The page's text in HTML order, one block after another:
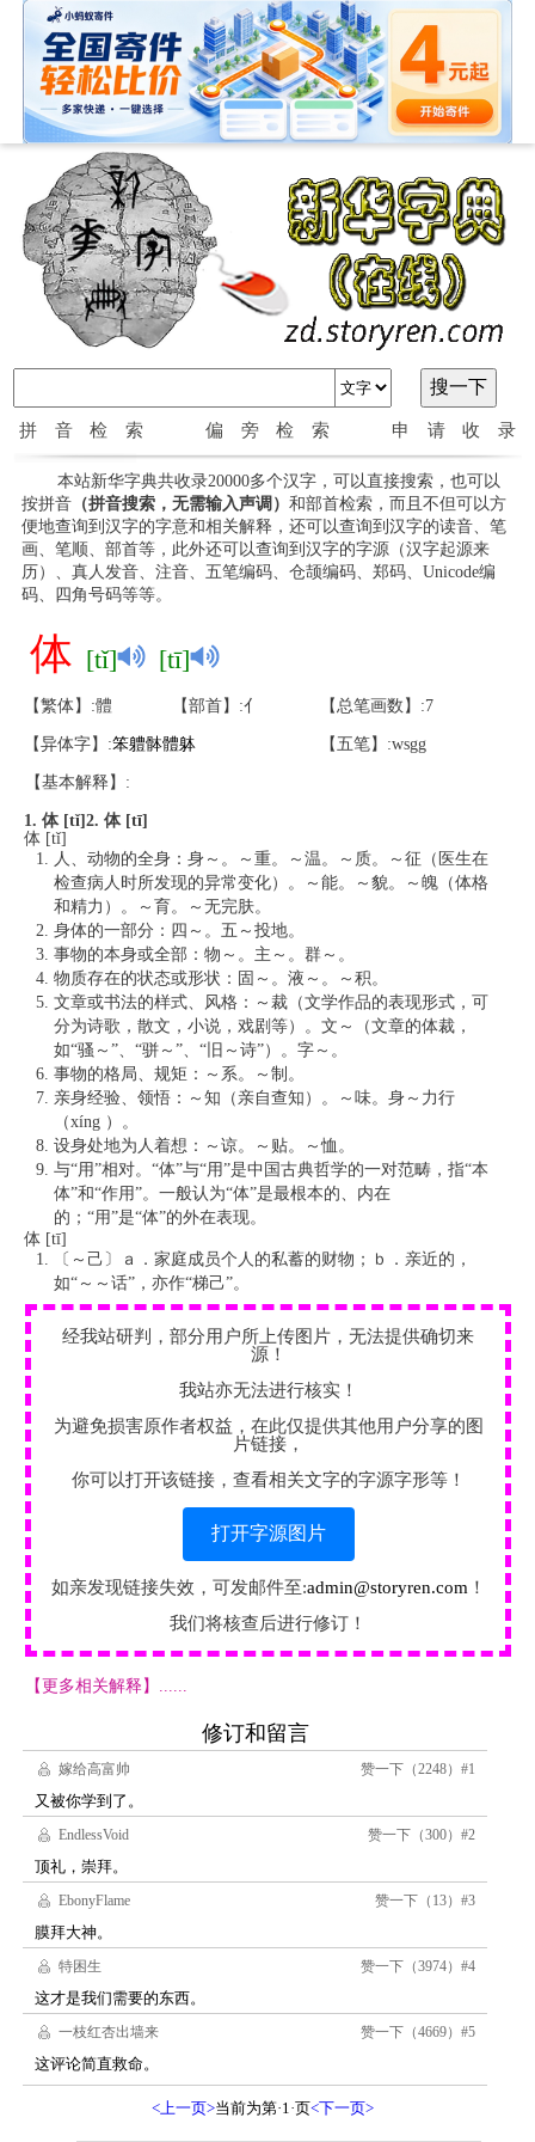
拼音检索 偏旁检索 申请收录
本站新华字典共收录20000多个汉字，可以直接搜索，也可以
按拼音（拼音搜索，无需输入声调） 和部首检索，而且不但可以方
便地查询到汉字的字意和相关解释，还可以查询到汉字的读音、笔
画、笔顺、部首等，此外还可以查询到汉字的字源（汉字起源来
历）、真人发音、注音、五笔编码、仓颉编码、郑码、Unicode编
码、四角号码等等。
体 [tǐ] [tī]
【繁体】:體 【部首】:亻 【总笔画数】:7
【异体字】:笨軆骵體躰 【五笔】:wsgg
【基本解释】:
1. 体 [tǐ] 2. 体 [tī]
体 [tǐ]
人、动物的全身：身～。～重。～温。～质。～征（医生在
检查病人时所发现的异常变化）。～能。～貌。～魄（体格
和精力）。～育。～无完肤。
身体的一部分：四～。五～投地。
事物的本身或全部：物～。主～。群～。
物质存在的状态或形状：固～。液～。～积。
文章或书法的样式、风格：～裁（文学作品的表现形式，可
分为诗歌，散文，小说，戏剧等）。文～（文章的体裁，
如“骚～”、“骈～”、“旧～诗”）。字～。
事物的格局、规矩：～系。～制。
亲身经验、领悟：～知（亲自查知）。～味。身～力行
（xíng ）。
设身处地为人着想：～谅。～贴。～恤。
与“用”相对。“体”与“用”是中国古典哲学的一对范畴，指“本
体”和“作用”。一般认为“体”是最根本的、内在
的；“用”是“体”的外在表现。
体 [tī]
〔～己〕ａ．家庭成员个人的私蓄的财物；ｂ．亲近的，
如“～～话”，亦作“梯己”。
经我站研判，部分用户所上传图片，无法提供确切来
源！
我站亦无法进行核实！
为避免损害原作者权益，在此仅提供其他用户分享的图
片链接，
你可以打开该链接，查看相关文字的字源字形等！
打开字源图片
如亲发现链接失效，可发邮件至:admin@storyren.com ！
我们将核查后进行修订！
【更多相关解释】......